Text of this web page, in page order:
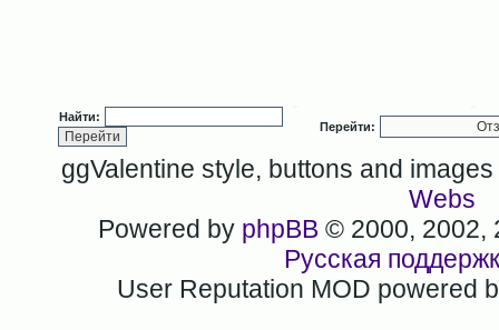
Найти:
Перейти:
ggValentine style, buttons and
Webs
Powered by phpBB © 2000, 2002,
Русская
User Reputation MOD powered